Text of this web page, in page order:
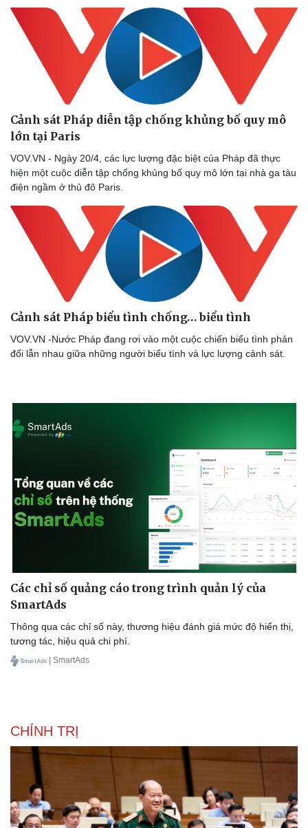
Sức khỏe
Dinh dưỡng - món ngon
Cây thuốc
Phòng mạch online
Ăn sạch sống khỏe
Đời sống
Nhà đẹp
Blog
Cảnh sát Pháp diễn tập chống khủng bố quy mô
lớn tại Paris
VOV.VN - Ngày 20/4, các lực lượng đặc biệt của Pháp đã thực
hiện một cuộc diễn tập chống khủng bố quy mô lớn tại nhà ga tàu
điện ngầm ở thủ đô Paris.
Cảnh sát Pháp biểu tình chống… biểu tình
VOV.VN -Nước Pháp đang rơi vào một cuộc chiến biểu tình phản
đối lẫn nhau giữa những người biểu tình và lực lượng cảnh sát.
Các chỉ số quảng cáo trong trình quản lý của
SmartAds
Thông qua các chỉ số này, thương hiệu đánh giá mức độ hiển thị,
tương tác, hiệu quả chi phí.
| SmartAds
CHÍNH TRỊ